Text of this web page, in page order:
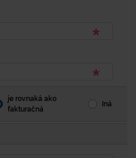
je rovnaká ako
fakturačná
Iná